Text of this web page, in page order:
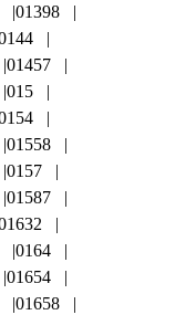
01398
01457
015
01558
0157
01587
0164
01654
01658